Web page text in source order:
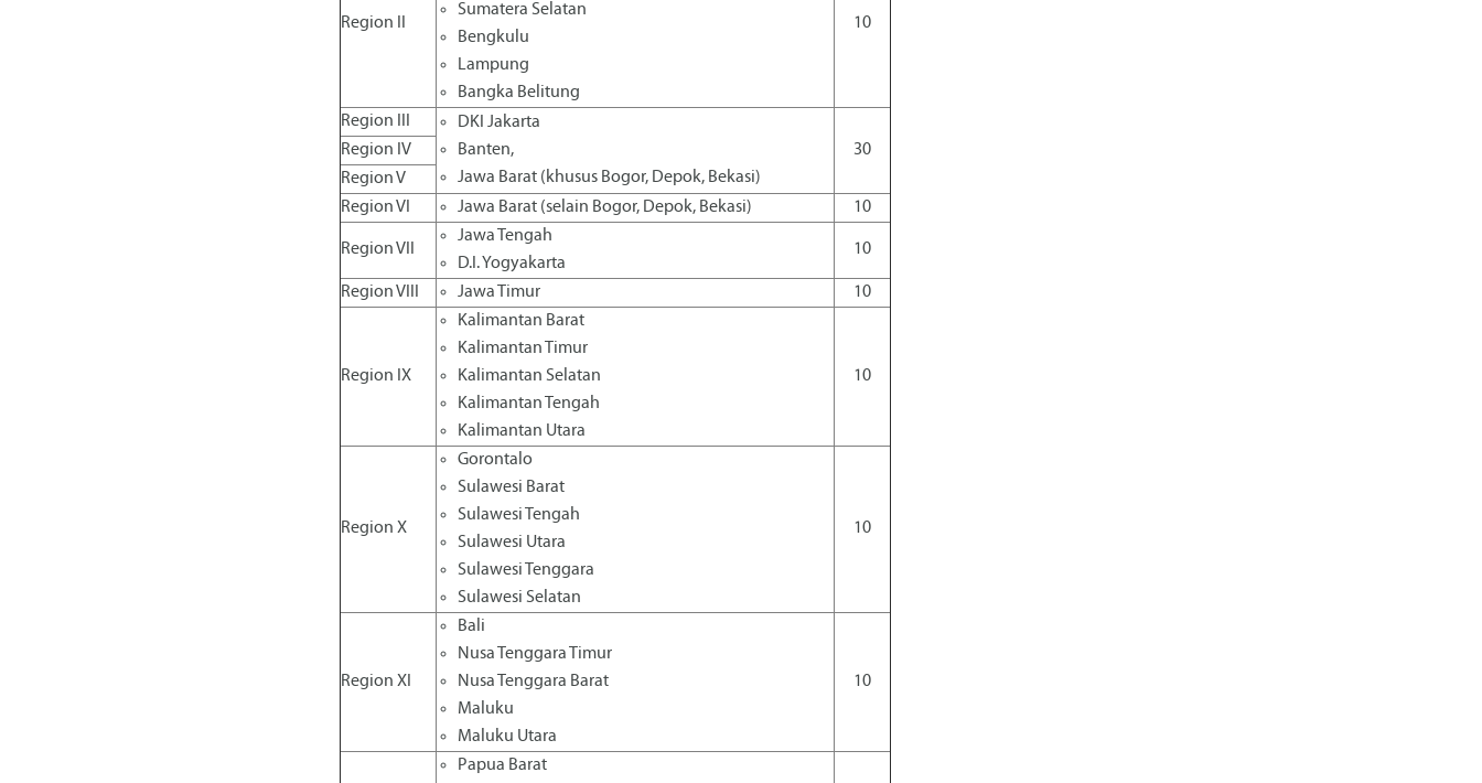
Region II
Sumatera Selatan
Bengkulu
Lampung
Bangka Belitung
10
Region III
DKI Jakarta
Banten,
Jawa Barat (khusus Bogor, Depok, Bekasi)
30
Region IV
Region V
Region VI
Jawa Barat (selain Bogor, Depok, Bekasi) 10
Region VII
Jawa Tengah
D.I. Yogyakarta
10
Region VIII Jawa Timur 10
Region IX
Kalimantan Barat
Kalimantan Timur
Kalimantan Selatan
Kalimantan Tengah
Kalimantan Utara
10
Region X
Gorontalo
Sulawesi Barat
Sulawesi Tengah
Sulawesi Utara
Sulawesi Tenggara
Sulawesi Selatan
10
Region XI
Bali
Nusa Tenggara Timur
Nusa Tenggara Barat
Maluku
Maluku Utara
10
Papua Barat